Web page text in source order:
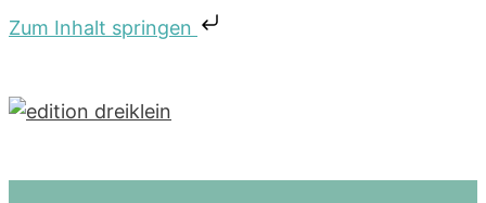
Zum Inhalt springen
springen